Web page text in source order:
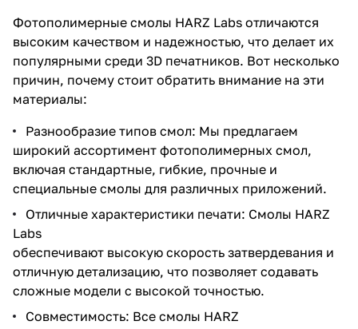
Фотополимерные смолы HARZ Labs отличаются
высоким качеством и надежностью, что делает их
популярными среди 3D печатников. Вот несколько
причин, почему стоит обратить внимание на эти
материалы:
Разнообразие типов смол: Мы предлагаем
широкий ассортимент фотополимерных смол,
включая стандартные, гибкие, прочные и
специальные смолы для различных приложений.
Отличные характеристики печати: Смолы HARZ
Labs
обеспечивают высокую скорость затвердевания и
отличную детализацию, что позволяет содавать
сложные модели с высокой точностью.
Совместимость: Все смолы HARZ